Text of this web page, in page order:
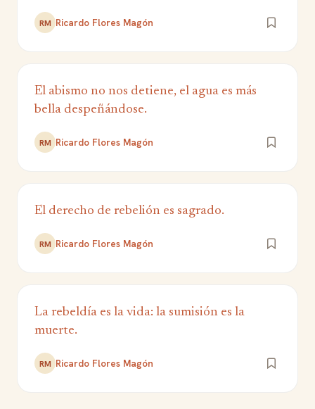
RM Ricardo Flores Magón
El abismo no nos detiene, el agua es más
bella despeñándose.
RM Ricardo Flores Magón
El derecho de rebelión es sagrado.
RM Ricardo Flores Magón
La rebeldía es la vida: la sumisión es la
muerte.
RM Ricardo Flores Magón